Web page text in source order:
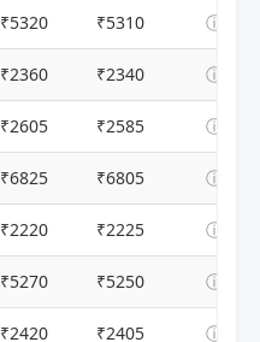
₹5320 ₹5310 ⓘ
₹2360 ₹2340 ⓘ
₹2605 ₹2585 ⓘ
₹6825 ₹6805 ⓘ
₹2220 ₹2225 ⓘ
₹5270 ₹5250 ⓘ
₹2420 ₹2405 ⓘ